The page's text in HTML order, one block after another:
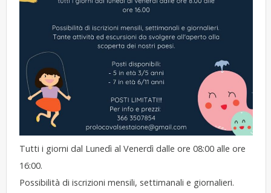
Tutti i giorni dal Lunedì al Venerdì dalle ore 08:00 alle ore
16:00.
Possibilità di iscrizioni mensili, settimanali e giornalieri.